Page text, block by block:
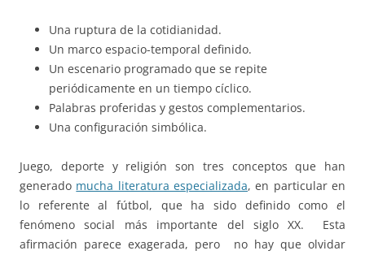
Una ruptura de la cotidianidad.
Un marco espacio-temporal definido.
Un escenario programado que se repite
periódicamente en un tiempo cíclico.
Palabras proferidas y gestos complementarios.
Una configuración simbólica.
Juego, deporte y religión son tres conceptos que han
generado mucha literatura especializada, en particular en
lo referente al fútbol, que ha sido definido como el
fenómeno social más importante del siglo XX. Esta
afirmación parece exagerada, pero no hay que olvidar